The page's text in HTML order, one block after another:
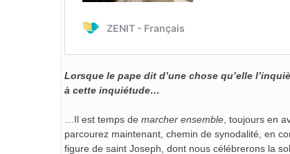
Lorsque le pape dit d’une chose qu’elle
à cette inquiétude…
…Il est temps de marcher ensemble , toujours en
parcourez maintenant, chemin de synodalité, en
figure de saint Joseph, dont nous célébrerons la